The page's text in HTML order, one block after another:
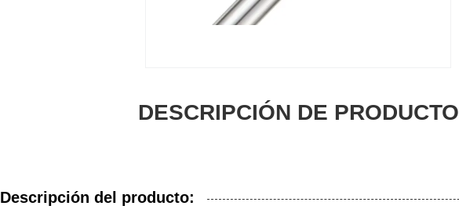
DESCRIPCIÓN DE PRODUCTO
Descripción del producto: